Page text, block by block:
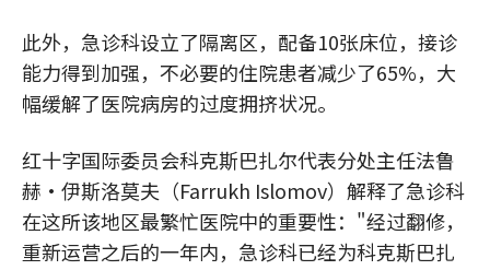
此外，急诊科设立了隔离区，配备10张床位，接诊
能力得到加强，不必要的住院患者减少了65%，大
幅缓解了医院病房的过度拥挤状况。
红十字国际委员会科克斯巴扎尔代表分处主任法鲁
赫·伊斯洛莫夫（Farrukh Islomov）解释了急诊科
在这所该地区最繁忙医院中的重要性："经过翻修，
重新运营之后的一年内，急诊科已经为科克斯巴扎